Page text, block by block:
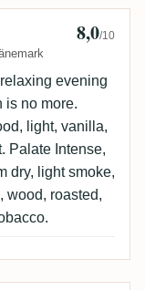
🇩🇰
8,0/10
evening
is no more.
light, vanilla,
Palate Intense,
dry, light smoke,
wood, roasted,